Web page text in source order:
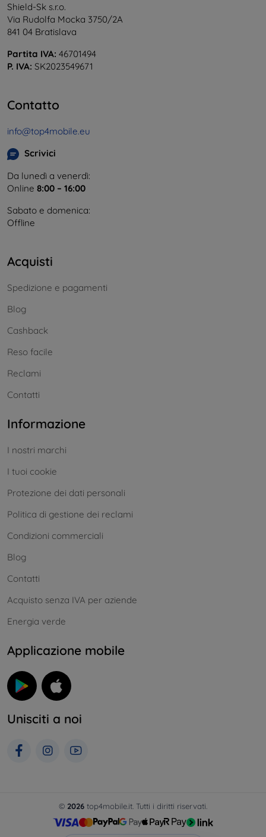
Shield-Sk s.r.o.
Via Rudolfa Mocka 3750/2A
841 04 Bratislava
Partita IVA: 46701494
P. IVA: SK2023549671
Contatto
info@top4mobile.eu
Scrivici
Da lunedì a venerdì:
Online 8:00 – 16:00
Sabato e domenica:
Offline
Acquisti
Spedizione e pagamenti
Blog
Cashback
Reso facile
Reclami
Contatti
Informazione
I nostri marchi
I tuoi cookie
Protezione dei dati personali
Politica di gestione dei reclami
Condizioni commerciali
Blog
Contatti
Acquisto senza IVA per aziende
Energia verde
Applicazione mobile
Unisciti a noi
© 2026 top4mobile.it. Tutti i diritti riservati.